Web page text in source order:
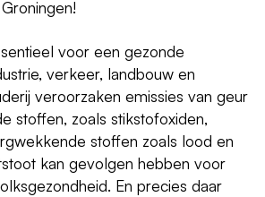
voor een gezonde
verkeer, landbouw en
veroorzaken emissies van geur
stoffen, zoals stikstofoxiden,
stoffen zoals lood en
kan gevolgen hebben voor
En precies daar